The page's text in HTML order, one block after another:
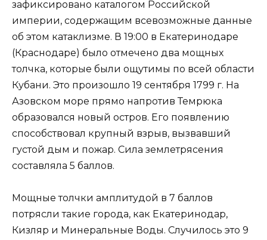
зафиксировано каталогом Российской
империи, содержащим всевозможные данные
об этом катаклизме. В 19:00 в Екатеринодаре
(Краснодаре) было отмечено два мощных
толчка, которые были ощутимы по всей области
Кубани. Это произошло 19 сентября 1799 г. На
Азовском море прямо напротив Темрюка
образовался новый остров. Его появлению
способствовал крупный взрыв, вызвавший
густой дым и пожар. Сила землетрясения
составляла 5 баллов.
Мощные толчки амплитудой в 7 баллов
потрясли такие города, как Екатеринодар,
Кизляр и Минеральные Воды. Случилось это 9